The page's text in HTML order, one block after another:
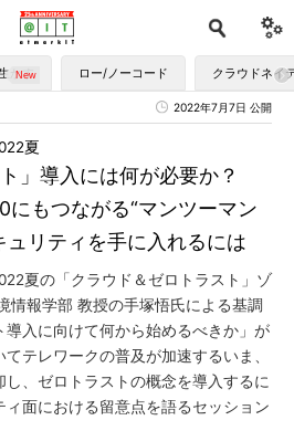
かす ロー/ノーコード クラウドネイ
2022年7月7日 公開
」導入には何が必要か？
もつながる“マンツーマン
ュリティを手に入れるには
夏
夏の「クラウド＆ゼロトラスト」ゾ
情報学部 教授の手塚悟氏による基調
入に向けて何から始めるべきか」が
テレワークの普及が加速するいま、
、ゼロトラストの概念を導入するに
面における留意点を語るセッション